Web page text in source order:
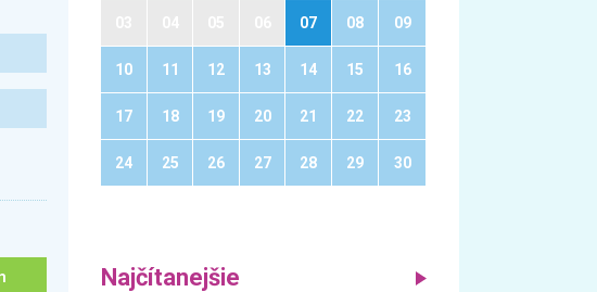
07 08 09
10 11 12 13 14 15 16
17 18 19 20 21 22 23
24 25 26 27 28 29 30
Najčítanejšie